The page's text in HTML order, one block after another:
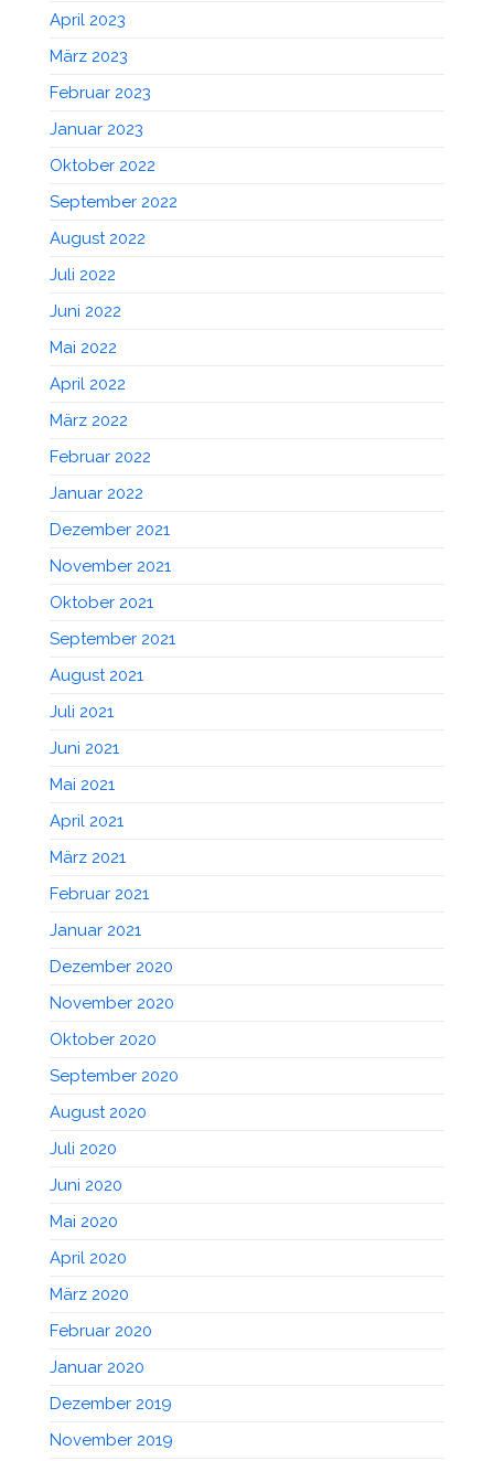
April 2023
März 2023
Februar 2023
Januar 2023
Oktober 2022
September 2022
August 2022
Juli 2022
Juni 2022
Mai 2022
April 2022
März 2022
Februar 2022
Januar 2022
Dezember 2021
November 2021
Oktober 2021
September 2021
August 2021
Juli 2021
Juni 2021
Mai 2021
April 2021
März 2021
Februar 2021
Januar 2021
Dezember 2020
November 2020
Oktober 2020
September 2020
August 2020
Juli 2020
Juni 2020
Mai 2020
April 2020
März 2020
Februar 2020
Januar 2020
Dezember 2019
November 2019